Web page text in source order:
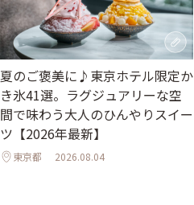
夏のご褒美に♪東京ホテル限定か
き氷41選。ラグジュアリーな空
間で味わう大人のひんやりスイー
ツ【2026年最新】
東京都 2026.08.04